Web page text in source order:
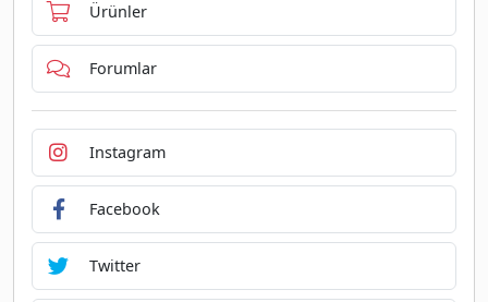
Ürünler
Forumlar
Instagram
Facebook
Twitter